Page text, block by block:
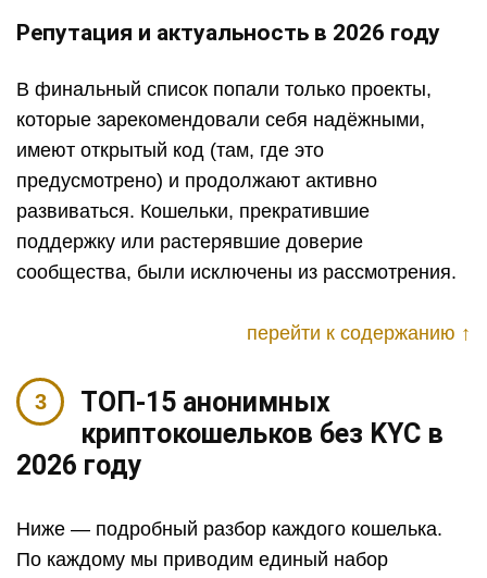
Репутация и актуальность в 2026 году
В финальный список попали только проекты,
которые зарекомендовали себя надёжными,
имеют открытый код (там, где это
предусмотрено) и продолжают активно
развиваться. Кошельки, прекратившие
поддержку или растерявшие доверие
сообщества, были исключены из рассмотрения.
перейти к содержанию ↑
ТОП-15 анонимных
криптокошельков без KYC в
2026 году
Ниже — подробный разбор каждого кошелька.
По каждому мы приводим единый набор